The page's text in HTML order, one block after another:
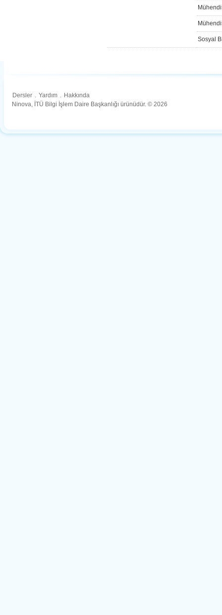
Sosyal
Dersler . Yardım . Hakkında
Ninova, İTÜ Bilgi İşlem Daire Başkanlığı ürünüdür. © 2026